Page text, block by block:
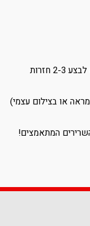
או בצילום עצמי)
המתאמצים!